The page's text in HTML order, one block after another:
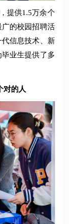
提供1.5万余个
的校园招聘活
信息技术、新
业生提供了多
对的人